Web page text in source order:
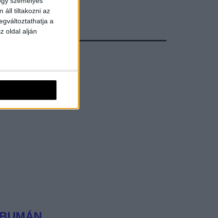
áll tiltakozni az
a
oldal alján